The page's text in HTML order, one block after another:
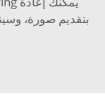
بتقديم صورة،